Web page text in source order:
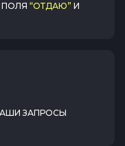
ПОЛЯ “ОТДАЮ” И
ЗАПРОСЫ